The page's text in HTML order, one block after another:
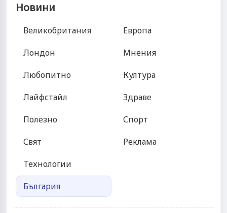
Новини
Великобритания
Лондон
Любопитно
Лайфстайл
Полезно
Свят
Технологии
България
Европа
Мнения
Култура
Здраве
Спорт
Реклама